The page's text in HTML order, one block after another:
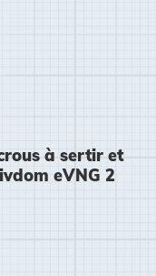
à sertir et
eVNG 2